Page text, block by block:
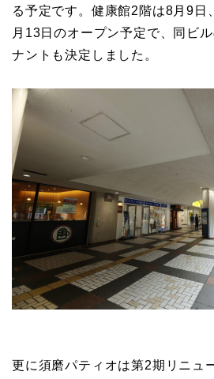
る予定です。健康館2階は8月9日
月13日のオープン予定で、同ビ
ナントも決定しました。
更に須磨パティオは第2期リニュ